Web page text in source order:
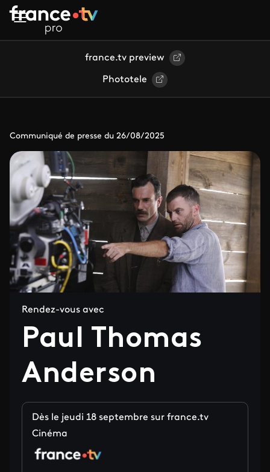
Aller au contenu principal
france.tv preview
Phototele
Communiqué de presse du 26/08/2025
Rendez-vous avec
Paul Thomas
Anderson
Dès le jeudi 18 septembre sur france.tv
Cinéma